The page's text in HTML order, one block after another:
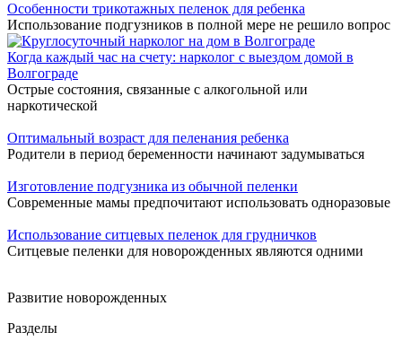
Особенности трикотажных пеленок для ребенка
Использование подгузников в полной мере не решило вопрос
Когда каждый час на счету: нарколог с выездом домой в
Волгограде
Острые состояния, связанные с алкогольной или
наркотической
Оптимальный возраст для пеленания ребенка
Родители в период беременности начинают задумываться
Изготовление подгузника из обычной пеленки
Современные мамы предпочитают использовать одноразовые
Использование ситцевых пеленок для грудничков
Ситцевые пеленки для новорожденных являются одними
Развитие новорожденных
Разделы